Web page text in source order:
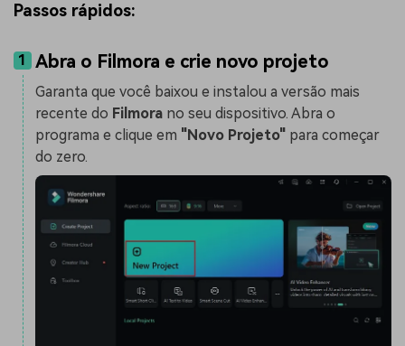
Passos rápidos:
1 Abra o Filmora e crie novo projeto
Garanta que você baixou e instalou a versão mais
recente do Filmora no seu dispositivo. Abra o
programa e clique em "Novo Projeto" para começar
do zero.